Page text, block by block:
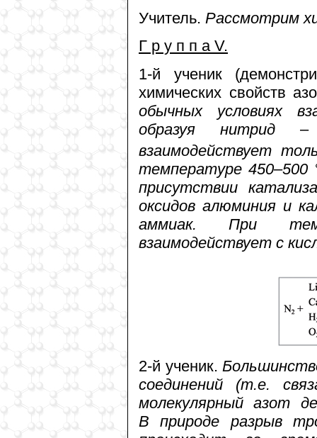
Учитель. Рассмотрим
Г р у п п а V.
1-й ученик
химических свойств
обычных условиях
образуя нитрид
взаимодействует
температуре 450–500
присутствии
оксидов алюминия и
аммиак. При
взаимодействует с
2-й ученик.
соединений (т.е.
молекулярный азот
В природе разрыв